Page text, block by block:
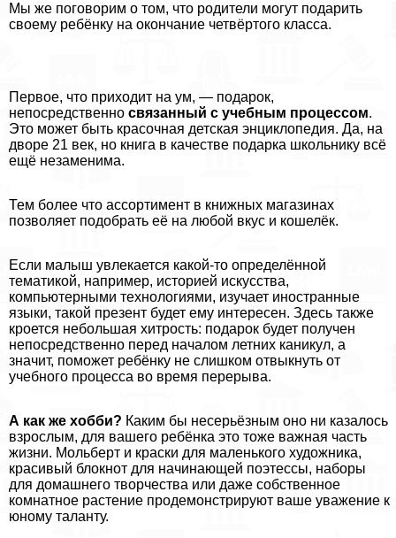
Мы же поговорим о том, что родители могут подарить
своему ребёнку на окончание четвёртого класса.
Первое, что приходит на ум, — подарок,
непосредственно связанный с учебным процессом.
Это может быть красочная детская энциклопедия. Да, на
дворе 21 век, но книга в качестве подарка школьнику всё
ещё незаменима.
Тем более что ассортимент в книжных магазинах
позволяет подобрать её на любой вкус и кошелёк.
Если малыш увлекается какой-то определённой
тематикой, например, историей искусства,
компьютерными технологиями, изучает иностранные
языки, такой презент будет ему интересен. Здесь также
кроется небольшая хитрость: подарок будет получен
непосредственно перед началом летних каникул, а
значит, поможет ребёнку не слишком отвыкнуть от
учебного процесса во время перерыва.
А как же хобби? Каким бы несерьёзным оно ни казалось
взрослым, для вашего ребёнка это тоже важная часть
жизни. Мольберт и краски для маленького художника,
красивый блокнот для начинающей поэтессы, наборы
для домашнего творчества или даже собственное
комнатное растение продемонстрируют ваше уважение к
юному таланту.